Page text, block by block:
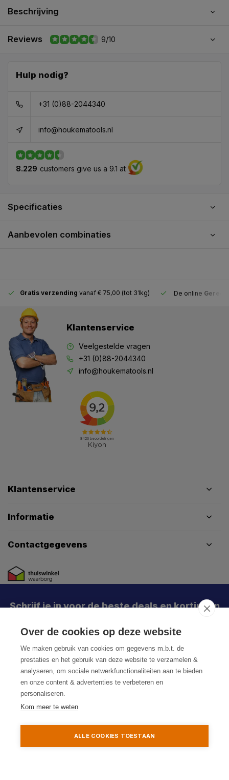
Beschrijving
Reviews 9/10
Hulp nodig?
+31 (0)88-2044340
info@houkematools.nl
8.229 customers give us a 9.1 at
Specificaties
Aanbevolen combinaties
Gratis verzending vanaf € 75,00 (tot 31kg) De online
Klantenservice
Veelgestelde vragen
+31 (0)88-2044340
info@houkematools.nl
Klantenservice
Informatie
Contactgegevens
Schrijf je in voor de beste deals en kortingen
Abonneer
Privacy Policy Algemene voorwaarden
© HoukemaTools
Over de cookies op deze website
We maken gebruik van cookies om gegevens m.b.t. de
prestaties en het gebruik van deze website te verzamelen &
analyseren, om sociale netwerkfunctionaliteiten aan te bieden
en onze content & advertenties te verbeteren en
personaliseren.
Kom meer te weten
ALLE COOKIES TOESTAAN